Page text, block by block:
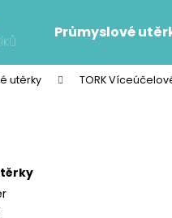
Průmyslové
utěrky TORK